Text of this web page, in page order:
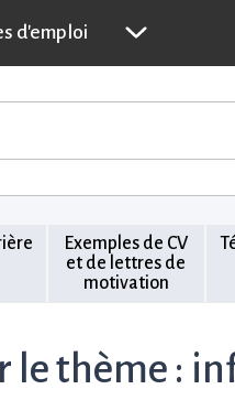
d'emploi
Exemples de CV
et de lettres de
motivation
le thème :